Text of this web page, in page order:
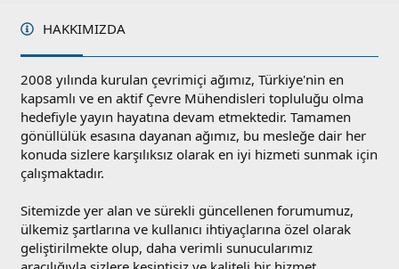
HAKKIMIZDA
2008 yılında kurulan çevrimiçi ağımız, Türkiye'nin en
kapsamlı ve en aktif Çevre Mühendisleri topluluğu olma
hedefiyle yayın hayatına devam etmektedir. Tamamen
gönüllülük esasına dayanan ağımız, bu mesleğe dair her
konuda sizlere karşılıksız olarak en iyi hizmeti sunmak için
çalışmaktadır.
Sitemizde yer alan ve sürekli güncellenen forumumuz,
ülkemiz şartlarına ve kullanıcı ihtiyaçlarına özel olarak
geliştirilmekte olup, daha verimli sunucularımız